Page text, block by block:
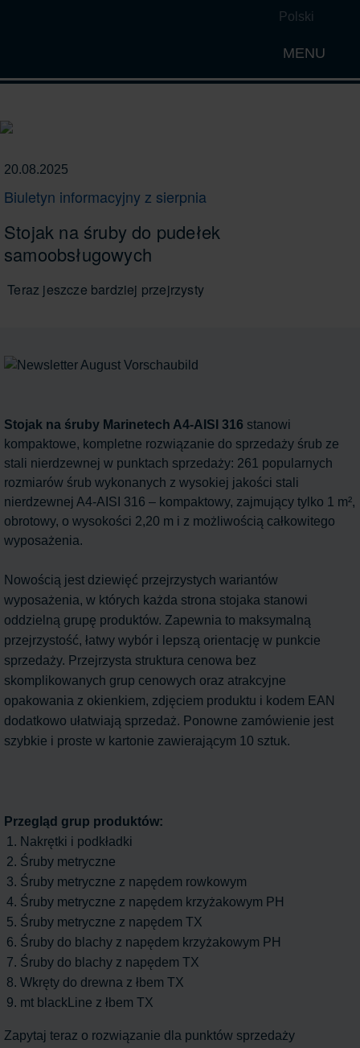
Polski
MENU
20.08.2025
Biuletyn informacyjny z sierpnia
Stojak na śruby do pudełek
samoobsługowych
Teraz jeszcze bardziej przejrzysty
Stojak na śruby Marinetech A4-AISI 316 stanowi
kompaktowe, kompletne rozwiązanie do sprzedaży śrub ze
stali nierdzewnej w punktach sprzedaży: 261 popularnych
rozmiarów śrub wykonanych z wysokiej jakości stali
nierdzewnej A4-AISI 316 – kompaktowy, zajmujący tylko 1 m²,
obrotowy, o wysokości 2,20 m i z możliwością całkowitego
wyposażenia.
Nowością jest dziewięć przejrzystych wariantów
wyposażenia, w których każda strona stojaka stanowi
oddzielną grupę produktów. Zapewnia to maksymalną
przejrzystość, łatwy wybór i lepszą orientację w punkcie
sprzedaży. Przejrzysta struktura cenowa bez
skomplikowanych grup cenowych oraz atrakcyjne
opakowania z okienkiem, zdjęciem produktu i kodem EAN
dodatkowo ułatwiają sprzedaż. Ponowne zamówienie jest
szybkie i proste w kartonie zawierającym 10 sztuk.
Przegląd grup produktów:
Nakrętki i podkładki
Śruby metryczne
Śruby metryczne z napędem rowkowym
Śruby metryczne z napędem krzyżakowym PH
Śruby metryczne z napędem TX
Śruby do blachy z napędem krzyżakowym PH
Śruby do blachy z napędem TX
Wkręty do drewna z łbem TX
mt blackLine z łbem TX
Zapytaj teraz o rozwiązanie dla punktów sprzedaży